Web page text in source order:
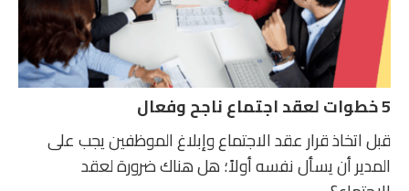
5 خطوات لعقد اجتماع ناجح وفعال
قبل اتخاذ قرار عقد الاجتماع وإبلاغ الموظفين يجب على
المدير أن يسأل نفسه أولاً؛ هل هناك ضرورة لعقد